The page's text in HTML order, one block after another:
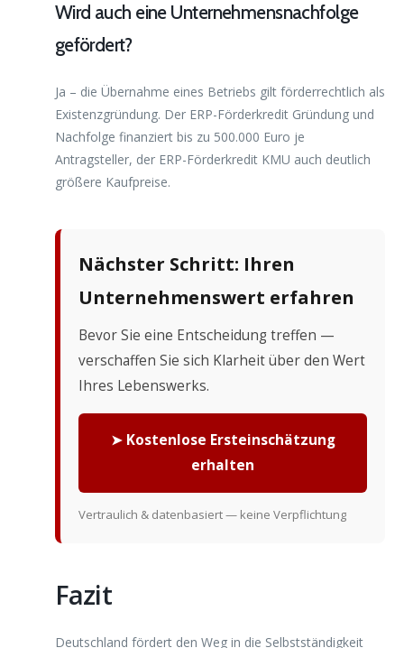
Wird auch eine Unternehmensnachfolge
gefördert?
Ja – die Übernahme eines Betriebs gilt förderrechtlich als
Existenzgründung. Der ERP-Förderkredit Gründung und
Nachfolge finanziert bis zu 500.000 Euro je
Antragsteller, der ERP-Förderkredit KMU auch deutlich
größere Kaufpreise.
Nächster Schritt: Ihren
Unternehmenswert erfahren
Bevor Sie eine Entscheidung treffen —
verschaffen Sie sich Klarheit über den Wert
Ihres Lebenswerks.
➤ Kostenlose Ersteinschätzung
erhalten
Vertraulich & datenbasiert — keine Verpflichtung
Fazit
Deutschland fördert den Weg in die Selbstständigkeit